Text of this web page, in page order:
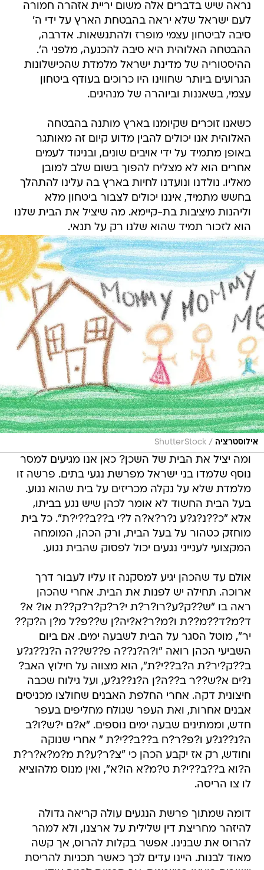
נראה שיש בדברים אלה משום יריית אזהרה חמורה
לעם ישראל שלא יראה בהבטחת הארץ על ידי ה'
סיבה לביטחון עצמי מופרז ולהתנשאות. אדרבה,
ההבטחה האלוהית היא סיבה להכנעה, מלפני ה'.
ההיסטוריה של מדינת ישראל מלמדת שהכישלונות
הגרועים ביותר שחווינו היו כרוכים בעודף ביטחון
עצמי, בשאננות וביוהרה של מנהיגים.
כשאנו זוכרים שקיומנו בארץ מותנה בהבטחה
האלוהית אנו יכולים להבין מדוע קיום זה מאותגר
באופן מתמיד על ידי אויבים שונים, ובניגוד לעמים
אחרים הוא לא מצליח להפוך בשום שלב למובן
מאליו. נולדנו ונועדנו לחיות בארץ בה עלינו להתהלך
בחשש מתמיד, איננו יכולים לצבור ביטחון מלא
וליהנות מיציבות בת-קיימא. מה שיציל את הבית שלנו
הוא לזכור תמיד שהוא שלנו רק על תנאי.
אילוסטרציה /
ShutterStock
ומה יציל את הבית של השכן? כאן אנו מגיעים למסר
נוסף שלמדו בני ישראל מפרשת נגעי בתים. פרשה זו
מלמדת שלא על נקלה מכריזים על בית שהוא נגוע.
בעל הבית החשוד לא אומר לכהן שיש נגע בביתו,
אלא "כ??נ?ג?ע נ?ר?א?ה ל?י ב??ב??י?ת". כל בית
מוחזק כטהור על בעל הבית, ורק הכהן, המומחה
המקצועי לענייני נגעים יכול לפסוק שהבית נגוע.
אולם עד שהכהן יגיע למסקנה זו עליו לעבור דרך
ארוכה. תחילה יש לפנות את הבית. אחרי שהכהן
ראה בו "ש??ק?ע?רו?ר?ת י?ר?ק?ר?ק??ת או? א?
ד?מ?ד??מ??ת ו?מ?ר?א?יה?ן ש??פ?ל מ?ן ה?ק??
יר", מוטל הסגר על הבית לשבעה ימים. אם ביום
השביעי הכהן רואה "ו?ה?נ??ה פ??ש??ה ה?נ??ג?ע
ב??ק?יר?ת ה?ב??י?ת", הוא מצווה על חילוץ האב?
נ?ים א?ש??ר ב??ה?ן ה?נ??ג?ע, ועל גילוח שכבה
חיצונית דקה. אחרי החלפת האבנים שחולצו מכניסים
אבנים אחרות, ואת העפר שגולח מחליפים בעפר
חדש, וממתינים שבעה ימים נוספים. "א?ם י?ש?ו?ב
ה?נ??ג?ע ו?פ?ר?ח ב??ב??י?ת " אחרי שנוקה
וחודש, רק אז יקבע הכהן כי "צ?ר?ע?ת מ?מ?א?ר?ת
ה?וא ב??ב??י?ת ט?מ?א הו?א", ואין מנוס מלהוציא
לו צו הריסה.
דומה שמתוך פרשת הנגעים עולה קריאה גדולה
להיזהר מחריצת דין שלילית על ארצנו, ולא למהר
להרוס את שבנינו. אפשר בקלות להרוס, אך קשה
מאוד לבנות. היינו עדים לכך כאשר תכניות להריסת